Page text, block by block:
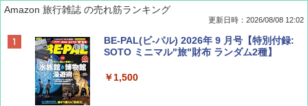
Amazon 旅行雑誌 の売れ筋ランキング
更新日時：2026/08/08 12:02
BE-PAL(ビ-パル) 2026年 9 月号【特別付録:
SOTO ミニマル"旅"財布 ランダム2種】
￥1,500